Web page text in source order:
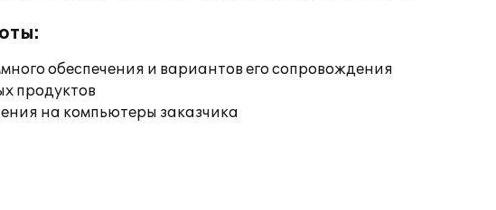
обеспечения и вариантов его сопровождения
продуктов
на компьютеры заказчика